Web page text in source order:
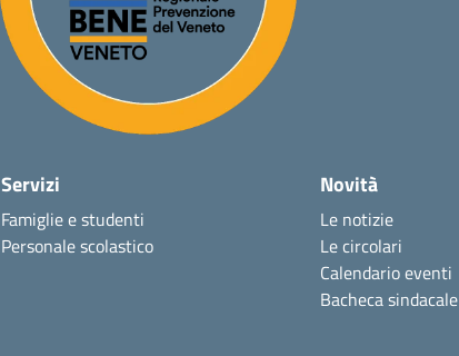
Servizi
Famiglie e studenti
Personale scolastico
Novità
Le notizie
Le circolari
Calendario eventi
Bacheca sindacale